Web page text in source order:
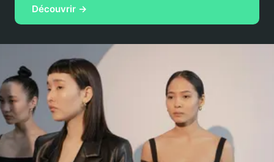
Découvrir →